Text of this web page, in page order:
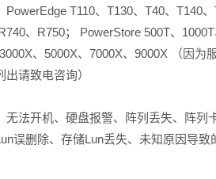
PowerEdge T110、T130、T40、T140
、R750； PowerStore 500T、
、5000X、7000X、9000X （因
请致电咨询）
无法开机、硬盘报警、阵列丢失、阵列
误删除、存储Lun丢失、未知原因导